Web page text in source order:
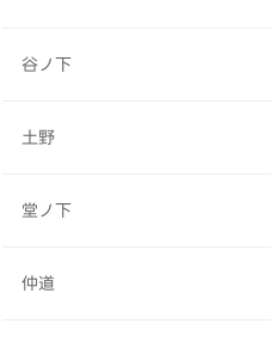
谷ノ下
土野
堂ノ下
仲道